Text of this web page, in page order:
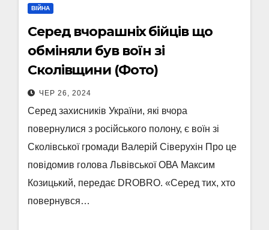
ВІЙНА
Серед вчорашніх бійців що
обміняли був воїн зі
Сколівщини (Фото)
ЧЕР 26, 2024
Серед захисників України, які вчора
повернулися з російського полону, є воїн зі
Сколівської громади Валерій Сіверухін Про це
повідомив голова Львівської ОВА Максим
Козицький, передає DROBRO. «Серед тих, хто
повернувся…